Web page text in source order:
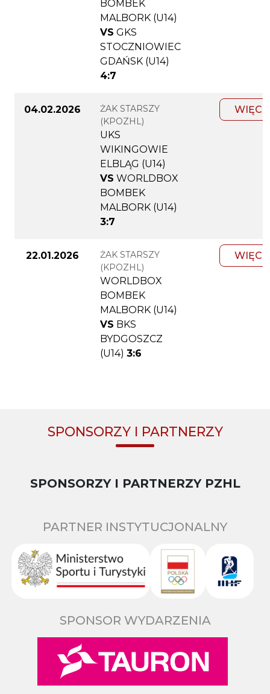
BOMBEK
MALBORK (U14)
VS GKS
STOCZNIOWIEC
GDAŃSK (U14)
4:7
04.02.2026
ŻAK STARSZY
(KPOZHL)
UKS
WIKINGOWIE
ELBLĄG (U14)
VS WORLDBOX
BOMBEK
MALBORK (U14)
3:7
22.01.2026
ŻAK STARSZY
(KPOZHL)
WORLDBOX
BOMBEK
MALBORK (U14)
VS BKS
BYDGOSZCZ
(U14) 3:6
SPONSORZY I PARTNERZY
SPONSORZY I PARTNERZY PZHL
PARTNER INSTYTUCJONALNY
SPONSOR WYDARZENIA